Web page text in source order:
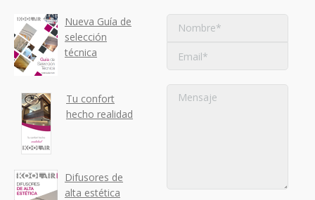
Nueva Guía de
selección
técnica
Tu confort
hecho realidad
Difusores de
alta estética